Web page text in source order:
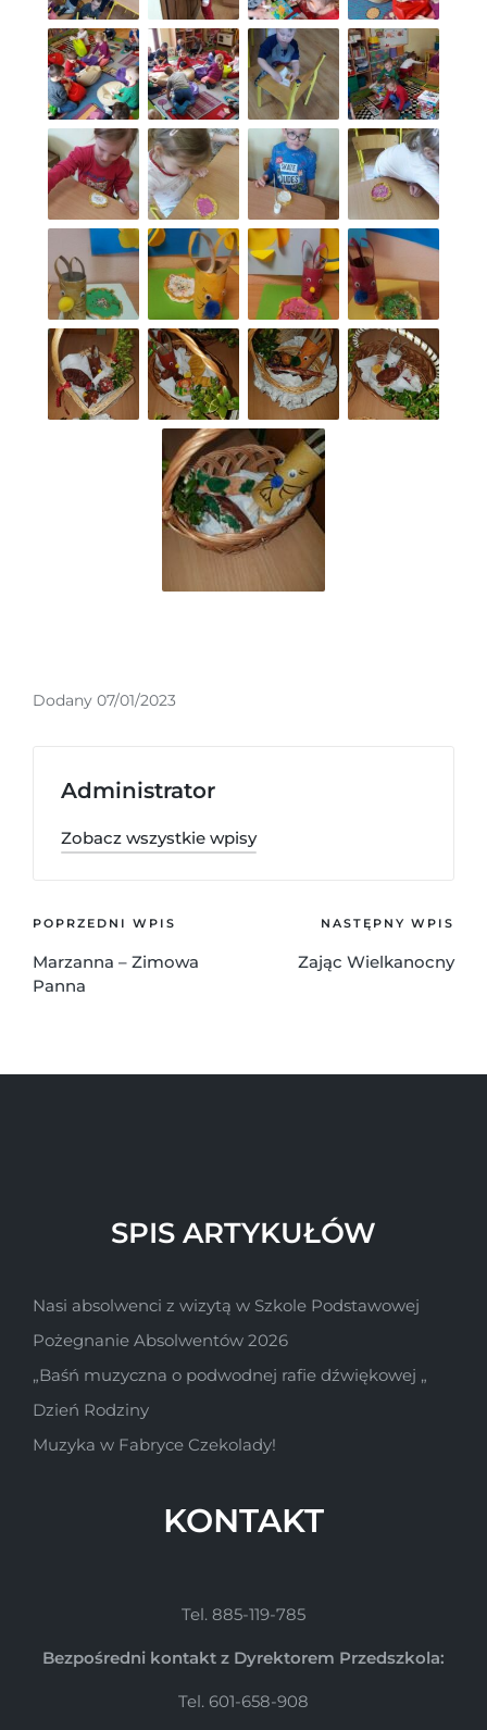
Dodany 07/01/2023
Administrator
Zobacz wszystkie wpisy
POPRZEDNI WPIS
Marzanna – Zimowa
Panna
NASTĘPNY WPIS
Zając Wielkanocny
SPIS ARTYKUŁÓW
Nasi absolwenci z wizytą w Szkole Podstawowej
Pożegnanie Absolwentów 2026
„Baśń muzyczna o podwodnej rafie dźwiękowej „
Dzień Rodziny
Muzyka w Fabryce Czekolady!
KONTAKT
Tel. 885-119-785
Bezpośredni kontakt z Dyrektorem Przedszkola:
Tel. 601-658-908